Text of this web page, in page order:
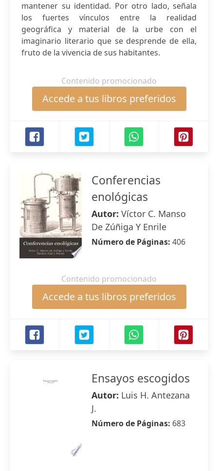
mantener su identidad. Por otro lado, señala
los fuertes vínculos entre la realidad
geográfica y material de la urbe con el
imaginario literario que se desprende de ella,
fruto de la vivencia de sus habitantes.
Contenido promocionado
Accede a tus libros preferidos
Conferencias
enológicas
Autor: Víctor C. Manso
De Zúñiga Y Enrile
Número de Páginas: 406
Contenido promocionado
Accede a tus libros preferidos
Ensayos escogidos
Autor: Luis H. Antezana
J.
Número de Páginas: 683